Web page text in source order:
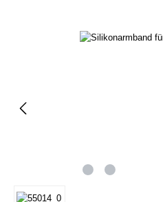
Bildergalerie überspringen